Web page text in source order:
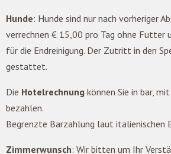
Hunde: Hunde sind nur nach vorheriger
verrechnen € 15,00 pro Tag ohne Futter
für die Endreinigung. Der Zutritt in den
gestattet.
Die Hotelrechnung können Sie in bar,
bezahlen.
Begrenzte Barzahlung laut italienischen
Zimmerwunsch: Wir bitten um Ihr